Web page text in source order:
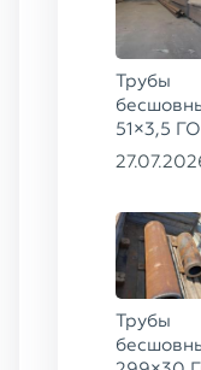
Трубы
51×3,5
8732-78,
Трубы